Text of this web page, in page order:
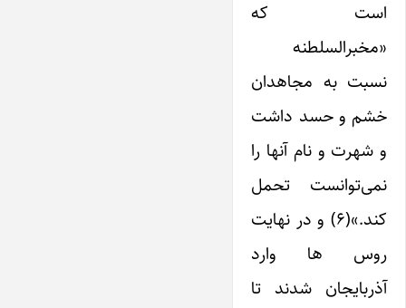
است که
«مخبرالسلطنه
نسبت به مجاهدان
خشم و حسد داشت
و شهرت و نام آنها را
نمی‌توانست تحمل
کند.»(۶) و در نهایت
روس ها وارد
آذربایجان شدند تا